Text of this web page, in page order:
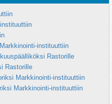
instituuttiin
Rastorille
Rastorille
Markkinointi-instituuttiin
Markkinointi-instituuttiin